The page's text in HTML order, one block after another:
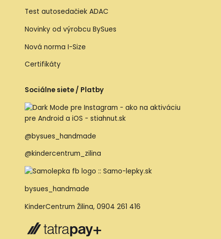
Test autosedačiek ADAC
Novinky od výrobcu BySues
Nová norma I-Size
Certifikáty
Sociálne siete / Platby
@bysues_handmade
@kindercentrum_zilina
bysues_handmade
KinderCentrum Žilina, 0904 261 416